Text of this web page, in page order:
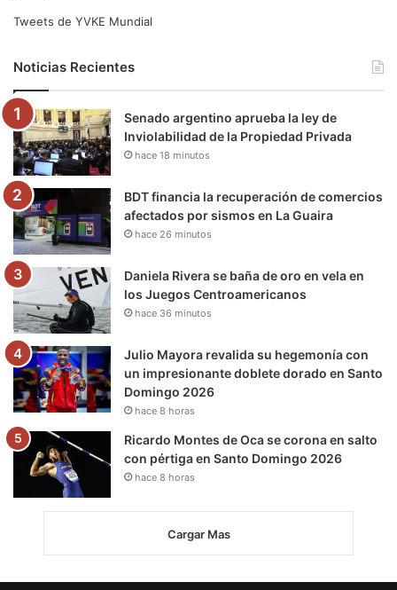
e
o
o
k
t
e
r
b
e
g
r
m
r
a
k
Tweets de YVKE Mundial
Noticias Recientes
Senado argentino aprueba la ley de
Inviolabilidad de la Propiedad Privada
hace 18 minutos
BDT financia la recuperación de comercios
afectados por sismos en La Guaira
hace 26 minutos
Daniela Rivera se baña de oro en vela en
los Juegos Centroamericanos
hace 36 minutos
Julio Mayora revalida su hegemonía con
un impresionante doblete dorado en Santo
Domingo 2026
hace 8 horas
Ricardo Montes de Oca se corona en salto
con pértiga en Santo Domingo 2026
hace 8 horas
Cargar Mas